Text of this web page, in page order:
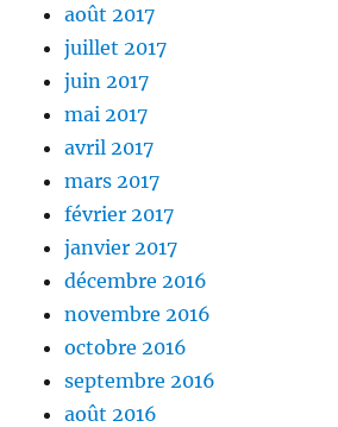
août 2017
juillet 2017
juin 2017
mai 2017
avril 2017
mars 2017
février 2017
janvier 2017
décembre 2016
novembre 2016
octobre 2016
septembre 2016
août 2016